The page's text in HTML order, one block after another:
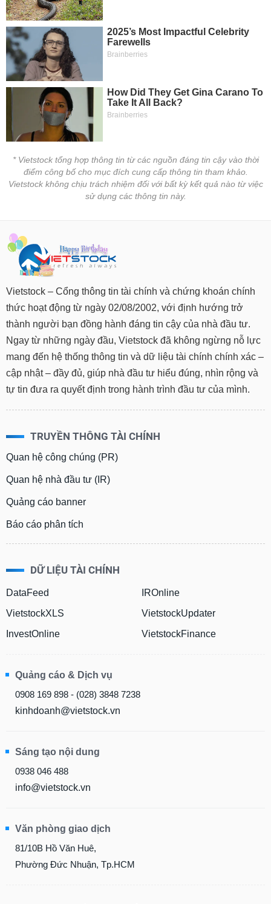
* Vietstock tổng hợp thông tin từ các nguồn đáng tin cậy vào thời
điểm công bố cho mục đích cung cấp thông tin tham khảo.
Vietstock không chịu trách nhiệm đối với bất kỳ kết quả nào từ việc
sử dụng các thông tin này.
Vietstock – Cổng thông tin tài chính và chứng khoán chính
thức hoạt động từ ngày 02/08/2002, với định hướng trở
thành người bạn đồng hành đáng tin cậy của nhà đầu tư.
Ngay từ những ngày đầu, Vietstock đã không ngừng nỗ lực
mang đến hệ thống thông tin và dữ liệu tài chính chính xác –
cập nhật – đầy đủ, giúp nhà đầu tư hiểu đúng, nhìn rộng và
tự tin đưa ra quyết định trong hành trình đầu tư của mình.
TRUYỀN THÔNG TÀI CHÍNH
Quan hệ công chúng (PR)
Quan hệ nhà đầu tư (IR)
Quảng cáo banner
Báo cáo phân tích
DỮ LIỆU TÀI CHÍNH
DataFeed
VietstockXLS
InvestOnline
IROnline
VietstockUpdater
VietstockFinance
Quảng cáo & Dịch vụ
0908 169 898 - (028) 3848 7238
kinhdoanh@vietstock.vn
Sáng tạo nội dung
0938 046 488
info@vietstock.vn
Văn phòng giao dịch
81/10B Hồ Văn Huê,
Phường Đức Nhuận, Tp.HCM
chính